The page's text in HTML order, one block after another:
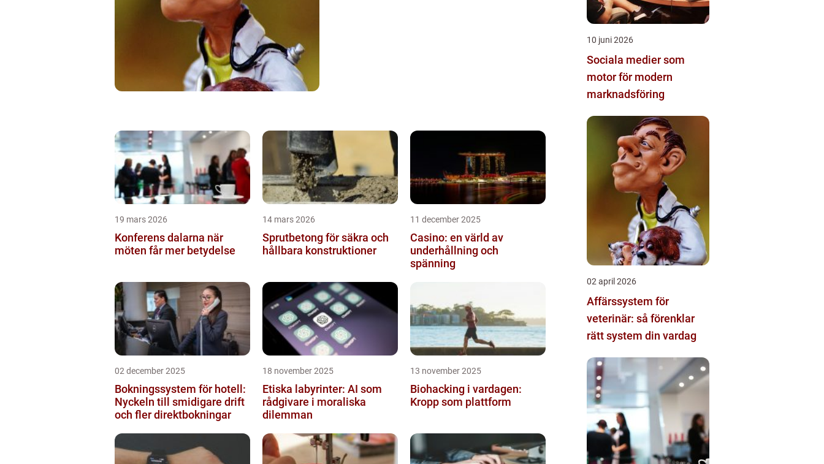
19 mars 2026
Konferens dalarna när
möten får mer betydelse
14 mars 2026
Sprutbetong för säkra och
hållbara konstruktioner
11 december 2025
Casino: en värld av
underhållning och
spänning
02 december 2025
Bokningssystem för hotell:
Nyckeln till smidigare drift
och fler direktbokningar
18 november 2025
Etiska labyrinter: AI som
rådgivare i moraliska
dilemman
13 november 2025
Biohacking i vardagen:
Kropp som plattform
10 juni 2026
Sociala medier som
motor för modern
marknadsföring
02 april 2026
Affärssystem för
veterinär: så förenklar
rätt system din vardag